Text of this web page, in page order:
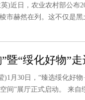
日，农业农村部公布
市赫然在列。这不仅是
暨“绥化好物”
30日，“臻选绥化好物
间”展厅正式启动。 来自